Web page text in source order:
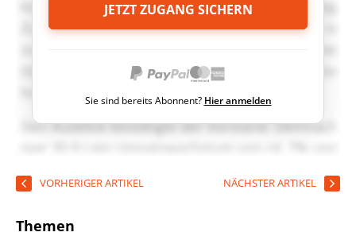
JETZT ZUGANG SICHERN
Sie sind bereits Abonnent? Hier anmelden
VORHERIGER ARTIKEL NÄCHSTER ARTIKEL
Themen